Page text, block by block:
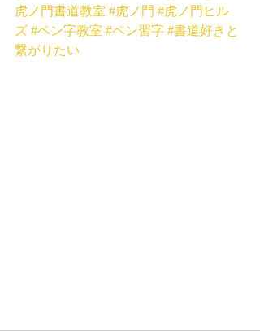
虎ノ門書道教室 #虎ノ門 #虎ノ門ヒル
ズ #ペン字教室 #ペン習字 #書道好きと
繋がりたい